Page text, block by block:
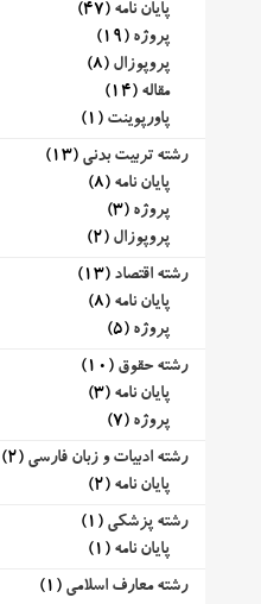
پایان نامه (47)
پروژه (19)
پروپوزال (8)
مقاله (14)
پاورپوینت (1)
رشته تربیت بدنی (13)
پایان نامه (8)
پروژه (3)
پروپوزال (2)
رشته اقتصاد (13)
پایان نامه (8)
پروژه (5)
رشته حقوق (10)
پایان نامه (3)
پروژه (7)
رشته ادبیات و زبان فارسی (2)
پایان نامه (2)
رشته پزشکی (1)
پایان نامه (1)
رشته معارف اسلامی (1)